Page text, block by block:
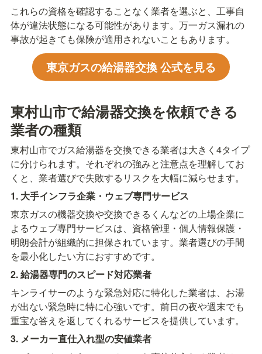
これらの資格を確認することなく業者を選ぶと、工事自
体が違法状態になる可能性があります。万一ガス漏れの
事故が起きても保険が適用されないこともあります。
東京ガスの給湯器交換 公式を見る
東村山市で給湯器交換を依頼できる
業者の種類
東村山市でガス給湯器を交換できる業者は大きく4タイプ
に分けられます。それぞれの強みと注意点を理解してお
くと、業者選びで失敗するリスクを大幅に減らせます。
1. 大手インフラ企業・ウェブ専門サービス
東京ガスの機器交換や交換できるくんなどの上場企業に
よるウェブ専門サービスは、資格管理・個人情報保護・
明朗会計が組織的に担保されています。業者選びの手間
を最小化したい方におすすめです。
2. 給湯器専門のスピード対応業者
キンライサーのような緊急対応に特化した業者は、お湯
が出ない緊急時に特に心強いです。前日の夜や週末でも
重宝な答えを返してくれるサービスを提供しています。
3. メーカー直仕入れ型の安値業者